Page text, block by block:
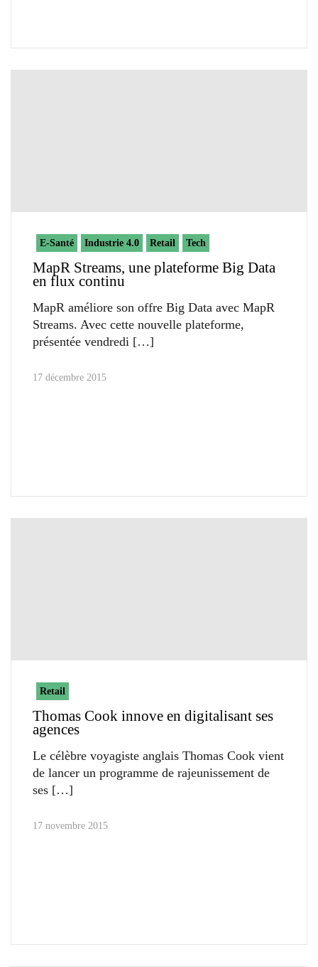
E-Santé Industrie 4.0 Retail Tech
MapR Streams, une plateforme Big Data
en flux continu
MapR améliore son offre Big Data avec MapR
Streams. Avec cette nouvelle plateforme,
présentée vendredi
17 décembre 2015
Retail
Thomas Cook innove en digitalisant ses
agences
Le célèbre voyagiste anglais Thomas Cook vient
de lancer un programme de rajeunissement de
ses
17 novembre 2015